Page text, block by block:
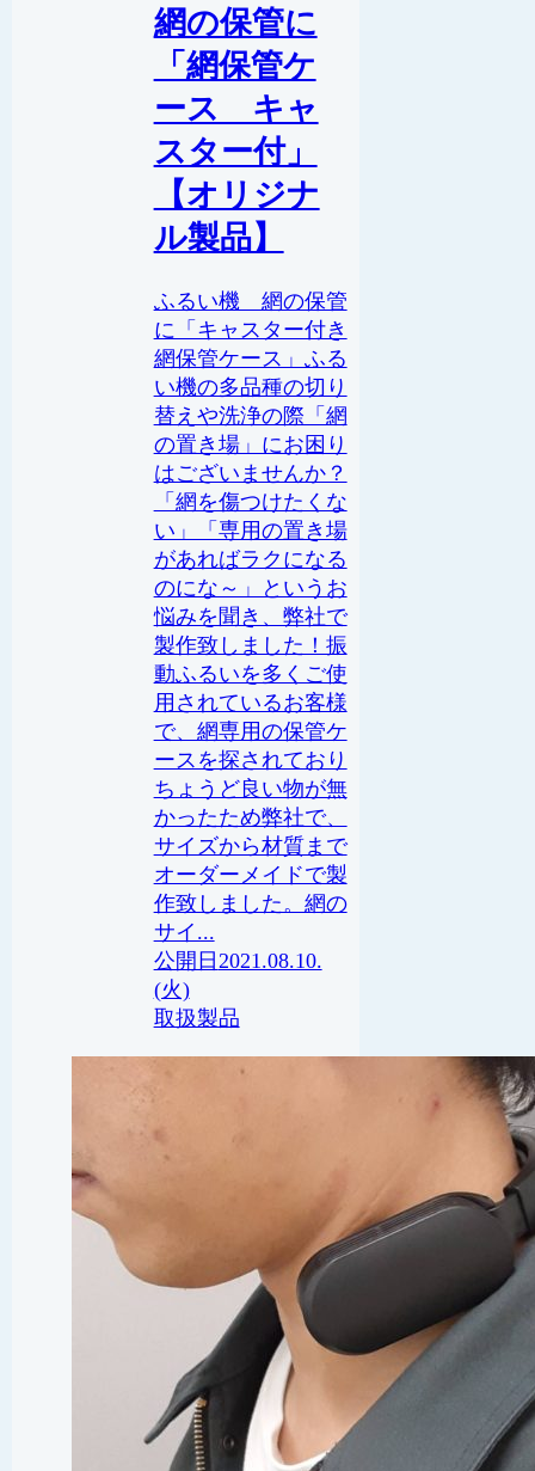
網の保管に
「網保管ケ
ース キャ
スター付」
【オリジナ
ル製品】
ふるい機 網の保管
に「キャスター付き
網保管ケース」ふる
い機の多品種の切り
替えや洗浄の際「網
の置き場」にお困り
はございませんか？
「網を傷つけたくな
い」「専用の置き場
があればラクになる
のにな～」というお
悩みを聞き、弊社で
製作致しました！振
動ふるいを多くご使
用されているお客様
で、網専用の保管ケ
ースを探されており
ちょうど良い物が無
かったため弊社で、
サイズから材質まで
オーダーメイドで製
作致しました。網の
サイ...
2021.08.10.
(火)
取扱製品